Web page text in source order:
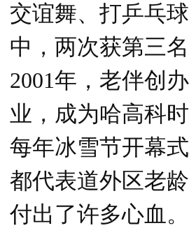
交谊舞、打乒乓
中，两次获第三
2001年，老伴创
业，成为哈高科
每年冰雪节开幕
都代表道外区老
付出了许多心血